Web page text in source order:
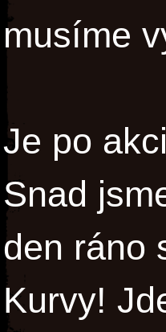
musíme
Je po
Snad
den ráno
Kurvy!